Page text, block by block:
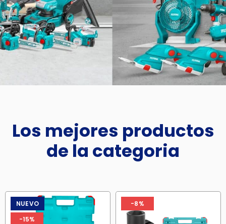
Los mejores productos
de la categoria
NUEVO
-15%
-8%